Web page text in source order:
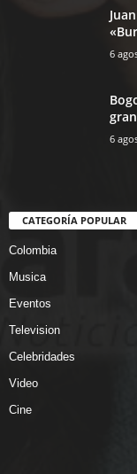
6
6
CATEGORÍA POPULAR
Colombia
Musica
Eventos
Television
Celebridades
Video
Cine